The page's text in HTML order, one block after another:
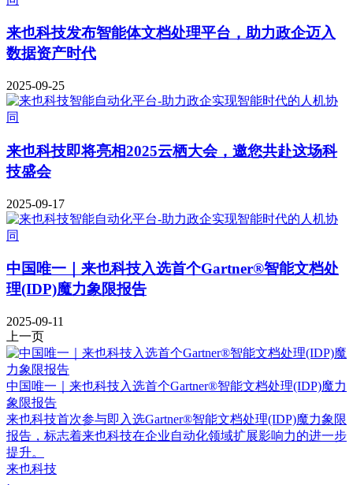
来也科技发布智能体文档处理平台，助力政企迈入
数据资产时代
2025-09-25
来也科技即将亮相2025云栖大会，邀您共赴这场科
技盛会
2025-09-17
中国唯一｜来也科技入选首个Gartner®智能文档处
理(IDP)魔力象限报告
2025-09-11
上一页
中国唯一｜来也科技入选首个Gartner®智能文档处理(IDP)魔力
象限报告
来也科技首次参与即入选Gartner®智能文档处理(IDP)魔力象限
报告，标志着来也科技在企业自动化领域扩展影响力的进一步
提升。
来也科技